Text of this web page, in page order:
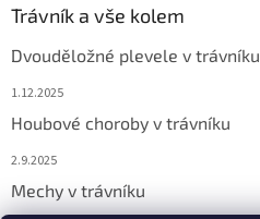
Trávník a vše kolem
Dvouděložné plevele v trávníku
1.12.2025
Houbové choroby v trávníku
2.9.2025
Mechy v trávníku